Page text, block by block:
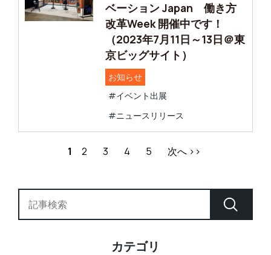
ベーション Japan 働き方
改革Week 開催中です！
（2023年7月11日～13日＠東
京ビッグサイト）
お知らせ
#イベント出展
#ニュースリリース
1 2 3 4 5 次へ >>
カテゴリ